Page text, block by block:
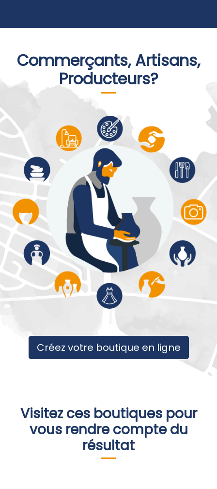
Commerçants, Artisans,
Producteurs?
Créez votre boutique en ligne
Visitez ces boutiques pour
vous rendre compte du
résultat